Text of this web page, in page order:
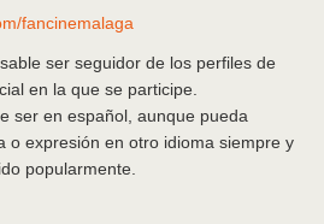
fancinemalaga
ser seguidor de los perfiles de
en la que se participe.
ser en español, aunque pueda
o expresión en otro idioma siempre y
popularmente.